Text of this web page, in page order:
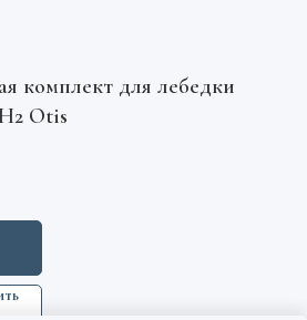
комплект для лебедки
Otis